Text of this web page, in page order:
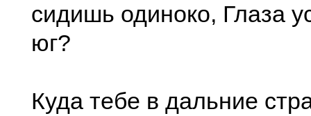
сидишь одиноко, Глаза
юг?
Куда тебе в дальние